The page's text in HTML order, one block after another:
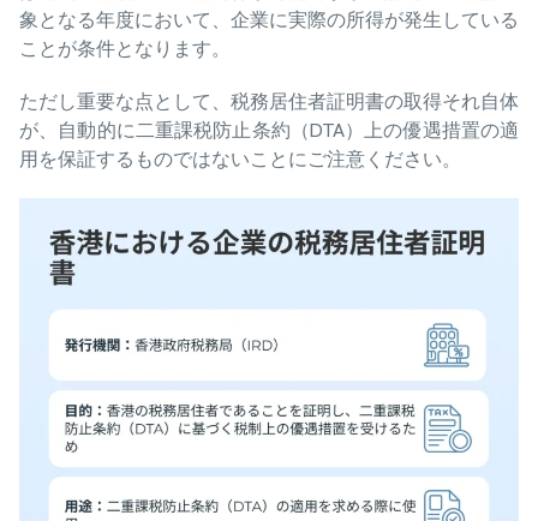
象となる年度において、企業に実際の所得が発生している
ことが条件となります。
ただし重要な点として、税務居住者証明書の取得それ自体
が、自動的に二重課税防止条約（DTA）上の優遇措置の適
用を保証するものではないことにご注意ください。